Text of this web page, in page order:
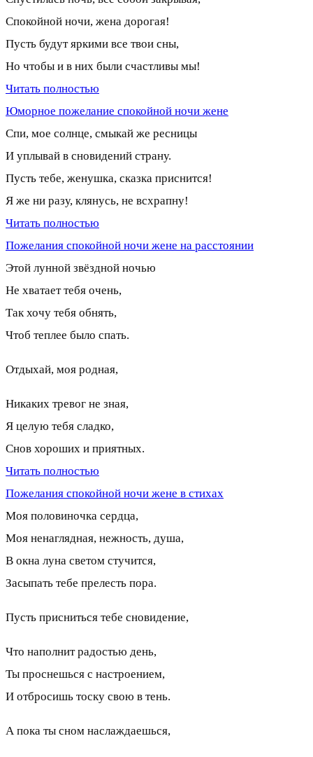
Спокойной ночи, жена дорогая!
Пусть будут яркими все твои сны,
Но чтобы и в них были счастливы мы!
Читать полностью
Юморное пожелание спокойной ночи жене
Спи, мое солнце, смыкай же ресницы
И уплывай в сновидений страну.
Пусть тебе, женушка, сказка приснится!
Я же ни разу, клянусь, не всхрапну!
Читать полностью
Пожелания спокойной ночи жене на расстоянии
Этой лунной звёздной ночью
Не хватает тебя очень,
Так хочу тебя обнять,
Чтоб теплее было спать.
Отдыхай, моя родная,
Никаких тревог не зная,
Я целую тебя сладко,
Снов хороших и приятных.
Читать полностью
Пожелания спокойной ночи жене в стихах
Моя половиночка сердца,
Моя ненаглядная, нежность, душа,
В окна луна светом стучится,
Засыпать тебе прелесть пора.
Пусть присниться тебе сновидение,
Что наполнит радостью день,
Ты проснешься с настроением,
И отбросишь тоску свою в тень.
А пока ты сном наслаждаешься,